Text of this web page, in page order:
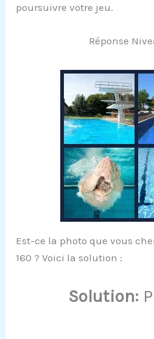
poursuivre votre jeu.
Réponse
Est-ce la photo que vous
160 ? Voici la solution :
Solution: